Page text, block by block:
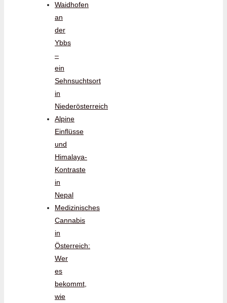
Waidhofen
an
der
Ybbs
–
ein
Sehnsuchtsort
in
Niederösterreich
Alpine
Einflüsse
und
Himalaya-
Kontraste
in
Nepal
Medizinisches
Cannabis
in
Österreich:
Wer
es
bekommt,
wie